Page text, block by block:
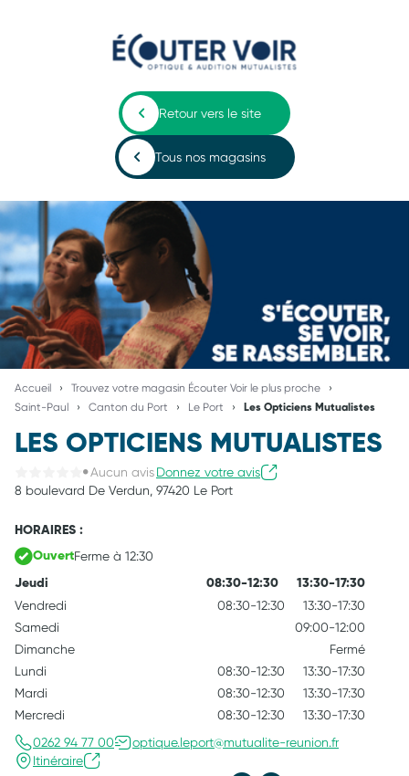
Retour vers le site
Tous nos magasins
Accueil
Trouvez votre magasin Écouter Voir le plus proche
Saint-Paul
Canton du Port Le Port Les Opticiens Mutualistes
LES OPTICIENS MUTUALISTES
Aucun avisDonnez votre avis
8 boulevard De Verdun, 97420 Le Port
HORAIRES :
OuvertFerme à 12:30
Jeudi 08:30-12:30 13:30-17:30
Vendredi 08:30-12:30
13:30-17:30
Samedi
09:00-12:00
Dimanche
Fermé
Lundi
08:30-12:30
13:30-17:30
Mardi
08:30-12:30
13:30-17:30
Mercredi
08:30-12:30
13:30-17:30
0262 94 77 00
optique.leport@mutualite-reunion.fr
Itinéraire